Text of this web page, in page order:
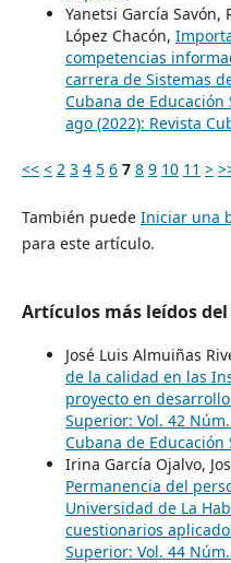
Yanetsi García
López Chacón,
competencias
carrera de Sistemas
Cubana de
ago (2022): Revista
<< < 2 3 4 5 6 7 8 9 10 11 >
También puede Iniciar una
para este artículo.
Artículos más leídos
José Luis Almuiñas
de la calidad en las
proyecto en desarrollo
Superior: Vol. 42
Cubana de Educación
Irina García Ojalvo,
Permanencia del
Universidad de La
cuestionarios
Superior: Vol. 44